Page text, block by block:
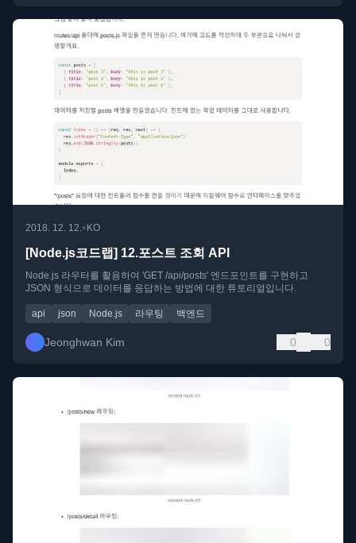
2018. 12. 12. •KO
[Node.js코드랩] 12.포스트 조회 API
Node.js 라우터를 활용하여 'GET /api/posts' 엔드포인트를 구현하고
JSON 형식으로 데이터를 응답하는 방법에 대한 튜토리얼입니다.
api json Node.js 라우팅 백엔드
Jeonghwan Kim 0 0